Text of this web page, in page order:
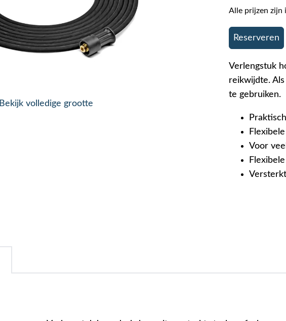
Bekijk volledige grootte
Alle prijzen zijn
Reserveren
Verlengstuk
reikwijdte.
te gebruiken.
Voor